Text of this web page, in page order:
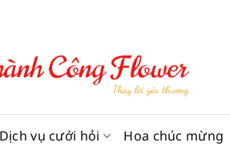
Dịch vụ cưới hỏi Hoa chúc mừng